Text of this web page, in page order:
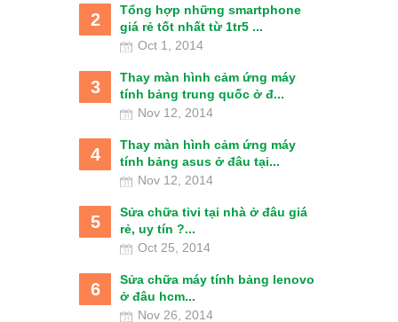
2
Tổng hợp những smartphone
giá rẻ tốt nhất từ 1tr5 ...
Oct 1, 2014
3
Thay màn hình cảm ứng máy
tính bảng trung quốc ở đ...
Nov 12, 2014
4
Thay màn hình cảm ứng máy
tính bảng asus ở đâu tại...
Nov 12, 2014
5
Sửa chữa tivi tại nhà ở đâu giá
rẻ, uy tín ?...
Oct 25, 2014
6
Sửa chữa máy tính bảng lenovo
ở đâu hcm...
Nov 26, 2014